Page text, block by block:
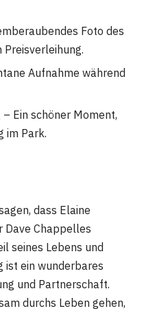
Foto des
Preisverleihung.
Aufnahme während
Ein schöner Moment,
im Park.
dass Elaine
Dave Chappelles
seines Lebens und
ist ein wunderbares
und Partnerschaft.
durchs Leben gehen,